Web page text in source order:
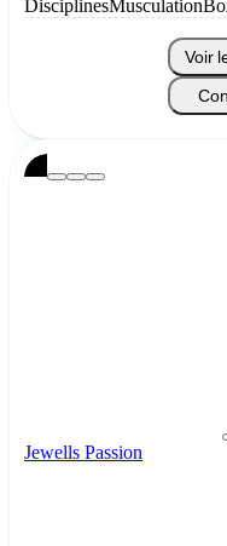
DisciplinesMusculation
Voir
Jewells Passion